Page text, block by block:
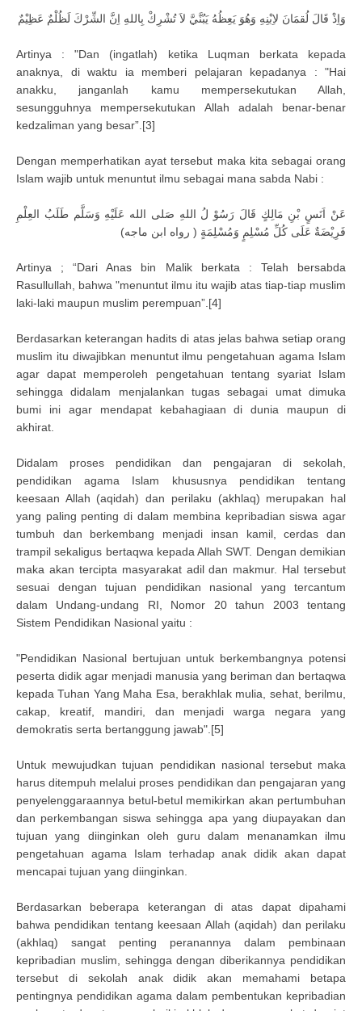
وَاِذْ قَالَ لُقمَانَ لاِبْنِهِ وَهُوَ يَعِظُهُ يَبُنَّيَّ لاَ تُشْرِكْ بِاللهِ اِنَّ الشِّرْكَ لَظُلْمٌ عَظِيْمٌ
Artinya : "Dan (ingatlah) ketika Luqman berkata kepada
anaknya, di waktu ia memberi pelajaran kepadanya : "Hai
anakku, janganlah kamu mempersekutukan Allah,
sesungguhnya mempersekutukan Allah adalah benar-benar
kedzaliman yang besar”.[3]
Dengan memperhatikan ayat tersebut maka kita sebagai orang
Islam wajib untuk menuntut ilmu sebagai mana sabda Nabi :
عَنْ اَنَسٍ بْنِ مَالِكٍ قَالَ رَسُوْ لُ اللهِ صَلى الله عَلَيْهِ وَسَلَّم طَلَبُ العِلْمِ
فَرِيْضَةٌ عَلَى كُلِّ مُسْلِمٍ وَمُسْلِمَةٍ ( رواه ابن ماجه)
Artinya ; “Dari Anas bin Malik berkata : Telah bersabda
Rasullullah, bahwa "menuntut ilmu itu wajib atas tiap-tiap muslim
laki-laki maupun muslim perempuan”.[4]
Berdasarkan keterangan hadits di atas jelas bahwa setiap orang
muslim itu diwajibkan menuntut ilmu pengetahuan agama Islam
agar dapat memperoleh pengetahuan tentang syariat Islam
sehingga didalam menjalankan tugas sebagai umat dimuka
bumi ini agar mendapat kebahagiaan di dunia maupun di
akhirat.
Didalam proses pendidikan dan pengajaran di sekolah,
pendidikan agama Islam khususnya pendidikan tentang
keesaan Allah (aqidah) dan perilaku (akhlaq) merupakan hal
yang paling penting di dalam membina kepribadian siswa agar
tumbuh dan berkembang menjadi insan kamil, cerdas dan
trampil sekaligus bertaqwa kepada Allah SWT. Dengan demikian
maka akan tercipta masyarakat adil dan makmur. Hal tersebut
sesuai dengan tujuan pendidikan nasional yang tercantum
dalam Undang-undang RI, Nomor 20 tahun 2003 tentang
Sistem Pendidikan Nasional yaitu :
"Pendidikan Nasional bertujuan untuk berkembangnya potensi
peserta didik agar menjadi manusia yang beriman dan bertaqwa
kepada Tuhan Yang Maha Esa, berakhlak mulia, sehat, berilmu,
cakap, kreatif, mandiri, dan menjadi warga negara yang
demokratis serta bertanggung jawab".[5]
Untuk mewujudkan tujuan pendidikan nasional tersebut maka
harus ditempuh melalui proses pendidikan dan pengajaran yang
penyelenggaraannya betul-betul memikirkan akan pertumbuhan
dan perkembangan siswa sehingga apa yang diupayakan dan
tujuan yang diinginkan oleh guru dalam menanamkan ilmu
pengetahuan agama Islam terhadap anak didik akan dapat
mencapai tujuan yang diinginkan.
Berdasarkan beberapa keterangan di atas dapat dipahami
bahwa pendidikan tentang keesaan Allah (aqidah) dan perilaku
(akhlaq) sangat penting peranannya dalam pembinaan
kepribadian muslim, sehingga dengan diberikannya pendidikan
tersebut di sekolah anak didik akan memahami betapa
pentingnya pendidikan agama dalam pembentukan kepribadian